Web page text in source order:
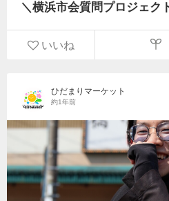
＼横浜市会質問プロジェク
いいね
ひだまりマーケット
約1年前